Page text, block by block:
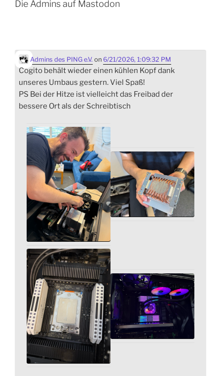
Die Admins auf Mastodon
Admins des PING e.V. on 6/21/2026, 1:09:32 PM
Cogito behält wieder einen kühlen Kopf dank
unseres Umbaus gestern. Viel Spaß!
PS Bei der Hitze ist vielleicht das Freibad der
bessere Ort als der Schreibtisch